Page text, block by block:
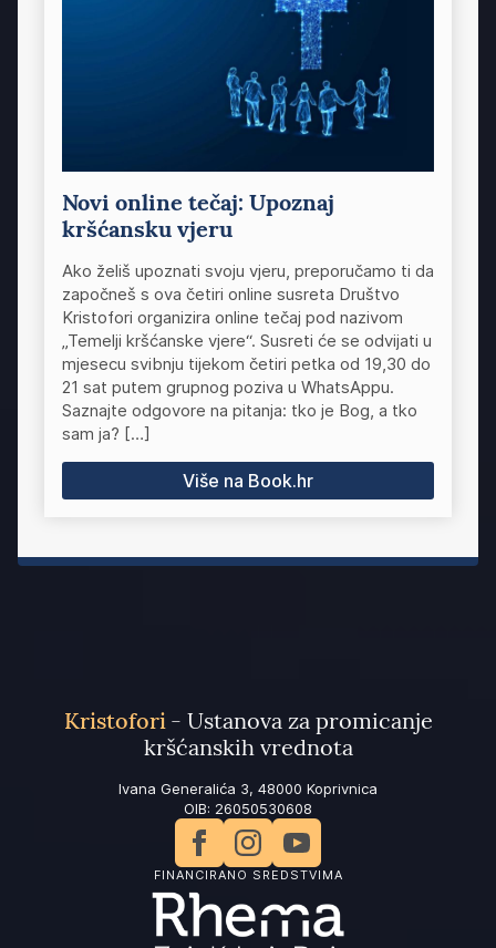
Novi online tečaj: Upoznaj
kršćansku vjeru
Ako želiš upoznati svoju vjeru, preporučamo ti da
započneš s ova četiri online susreta Društvo
Kristofori organizira online tečaj pod nazivom
„Temelji kršćanske vjere“. Susreti će se odvijati u
mjesecu svibnju tijekom četiri petka od 19,30 do
21 sat putem grupnog poziva u WhatsAppu.
Saznajte odgovore na pitanja: tko je Bog, a tko
sam ja? […]
Više na Book.hr
Kristofori - Ustanova za promicanje
kršćanskih vrednota
Ivana Generalića 3, 48000 Koprivnica
OIB: 26050530608
FINANCIRANO SREDSTVIMA